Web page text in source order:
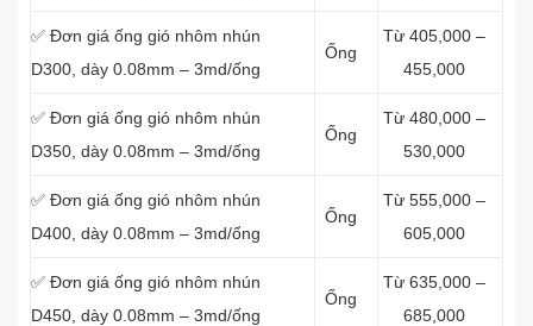
✅ Đơn giá ống gió nhôm nhún
D300, dày 0.08mm – 3md/ống
Ống
Từ 405,000 –
455,000
✅ Đơn giá ống gió nhôm nhún
D350, dày 0.08mm – 3md/ống
Ống
Từ 480,000 –
530,000
✅ Đơn giá ống gió nhôm nhún
D400, dày 0.08mm – 3md/ống
Ống
Từ 555,000 –
605,000
✅ Đơn giá ống gió nhôm nhún
D450, dày 0.08mm – 3md/ống
Ống
Từ 635,000 –
685,000